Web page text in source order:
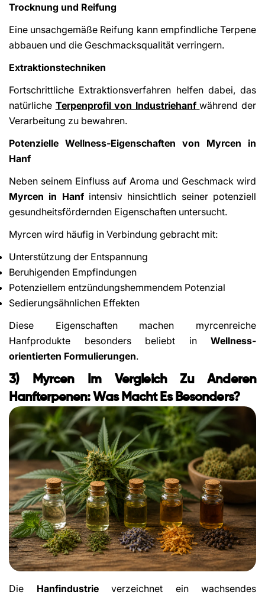
Trocknung und Reifung
Eine unsachgemäße Reifung kann empfindliche Terpene
abbauen und die Geschmacksqualität verringern.
Extraktionstechniken
Fortschrittliche Extraktionsverfahren helfen dabei, das
natürliche Terpenprofil von Industriehanf während der
Verarbeitung zu bewahren.
Potenzielle Wellness-Eigenschaften von Myrcen in
Hanf
Neben seinem Einfluss auf Aroma und Geschmack wird
Myrcen in Hanfintensiv hinsichtlich seiner potenziell
gesundheitsfördernden Eigenschaften untersucht.
Myrcen wird häufig in Verbindung gebracht mit:
Unterstützung der Entspannung
Beruhigenden Empfindungen
Potenziellem entzündungshemmendem Potenzial
Sedierungsähnlichen Effekten
Diese Eigenschaften machen myrcenreiche
Hanfprodukte besonders beliebt in Wellness-
orientierten Formulierungen.
3) Myrcen Im Vergleich Zu Anderen
Hanfterpenen: Was Macht Es Besonders?
Die Hanfindustrieverzeichnet ein wachsendes